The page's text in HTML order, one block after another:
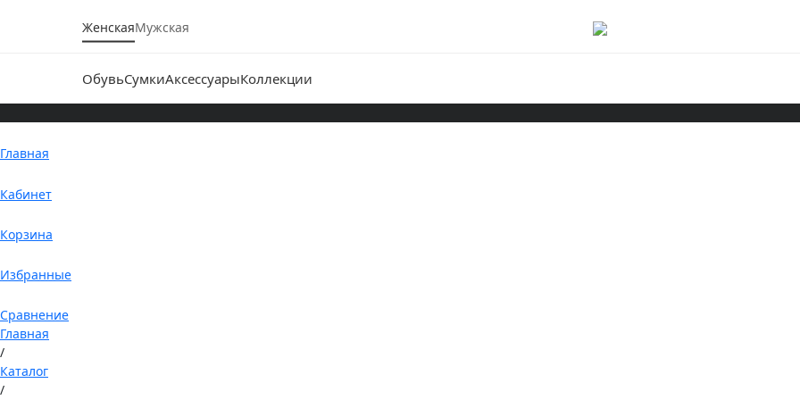
ЖенскаяМужская
ОбувьСумкиАксессуарыКоллекции
Главная
Кабинет
Корзина
Избранные
Сравнение
Главная
/
Каталог
/